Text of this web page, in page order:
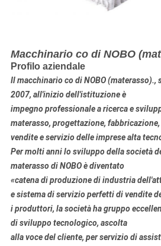
Macchinario co di NOBO
Profilo aziendale
Il macchinario co di NOBO (materasso).,
2007, all'inizio dell'istituzione è
impegno professionale aricerca e
materasso, progettazione, fabbricazione,
vendite e servizio delle imprese alta
Per molti anni lo sviluppo della società
materasso di NOBO è diventato
«catena di produzione di industria
e sistema di servizio perfetti di vendite
i produttori, la società ha gruppo
di sviluppo tecnologico, ascolta
alla voce del cliente, per servizio di